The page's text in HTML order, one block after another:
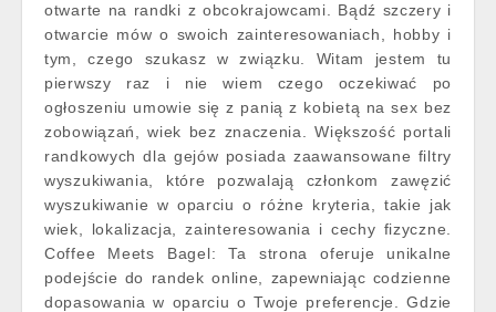
otwarte na randki z obcokrajowcami. Bądź szczery i
otwarcie mów o swoich zainteresowaniach, hobby i
tym, czego szukasz w związku. Witam jestem tu
pierwszy raz i nie wiem czego oczekiwać po
ogłoszeniu umowie się z panią z kobietą na sex bez
zobowiązań, wiek bez znaczenia. Większość portali
randkowych dla gejów posiada zaawansowane filtry
wyszukiwania, które pozwalają członkom zawęzić
wyszukiwanie w oparciu o różne kryteria, takie jak
wiek, lokalizacja, zainteresowania i cechy fizyczne.
Coffee Meets Bagel: Ta strona oferuje unikalne
podejście do randek online, zapewniając codzienne
dopasowania w oparciu o Twoje preferencje. Gdzie